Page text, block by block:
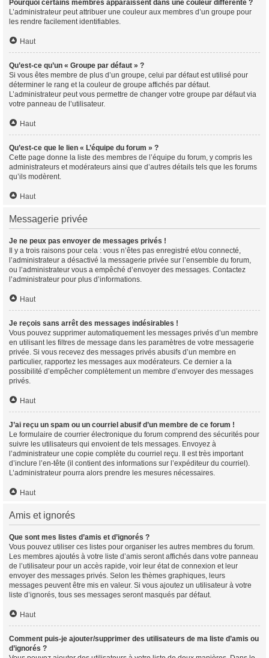
Pourquoi certains membres apparaissent dans une couleur différente ?
L’administrateur peut attribuer une couleur aux membres d’un groupe pour
les rendre facilement identifiables.
Haut
Qu’est-ce qu’un « Groupe par défaut » ?
Si vous êtes membre de plus d’un groupe, celui par défaut est utilisé pour
déterminer le rang et la couleur de groupe affichés par défaut.
L’administrateur peut vous permettre de changer votre groupe par défaut via
votre panneau de l’utilisateur.
Haut
Qu’est-ce que le lien « L’équipe du forum » ?
Cette page donne la liste des membres de l’équipe du forum, y compris les
administrateurs et modérateurs ainsi que d’autres détails tels que les forums
qu’ils modèrent.
Haut
Messagerie privée
Je ne peux pas envoyer de messages privés !
Il y a trois raisons pour cela : vous n’êtes pas enregistré et/ou connecté,
l’administrateur a désactivé la messagerie privée sur l’ensemble du forum,
ou l’administrateur vous a empêché d’envoyer des messages. Contactez
l’administrateur pour plus d’informations.
Haut
Je reçois sans arrêt des messages indésirables !
Vous pouvez supprimer automatiquement les messages privés d’un membre
en utilisant les filtres de message dans les paramètres de votre messagerie
privée. Si vous recevez des messages privés abusifs d’un membre en
particulier, rapportez les messages aux modérateurs. Ce dernier a la
possibilité d’empêcher complètement un membre d’envoyer des messages
privés.
Haut
J’ai reçu un spam ou un courriel abusif d’un membre de ce forum !
Le formulaire de courrier électronique du forum comprend des sécurités pour
suivre les utilisateurs qui envoient de tels messages. Envoyez à
l’administrateur une copie complète du courriel reçu. Il est très important
d’inclure l’en-tête (il contient des informations sur l’expéditeur du courriel).
L’administrateur pourra alors prendre les mesures nécessaires.
Haut
Amis et ignorés
Que sont mes listes d’amis et d’ignorés ?
Vous pouvez utiliser ces listes pour organiser les autres membres du forum.
Les membres ajoutés à votre liste d’amis seront affichés dans votre panneau
de l’utilisateur pour un accès rapide, voir leur état de connexion et leur
envoyer des messages privés. Selon les thèmes graphiques, leurs
messages peuvent être mis en valeur. Si vous ajoutez un utilisateur à votre
liste d’ignorés, tous ses messages seront masqués par défaut.
Haut
Comment puis-je ajouter/supprimer des utilisateurs de ma liste d’amis ou
d’ignorés ?